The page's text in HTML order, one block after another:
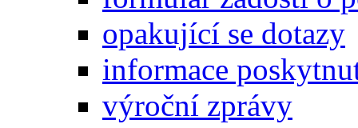
opakující se dotazy
informace
výroční zprávy